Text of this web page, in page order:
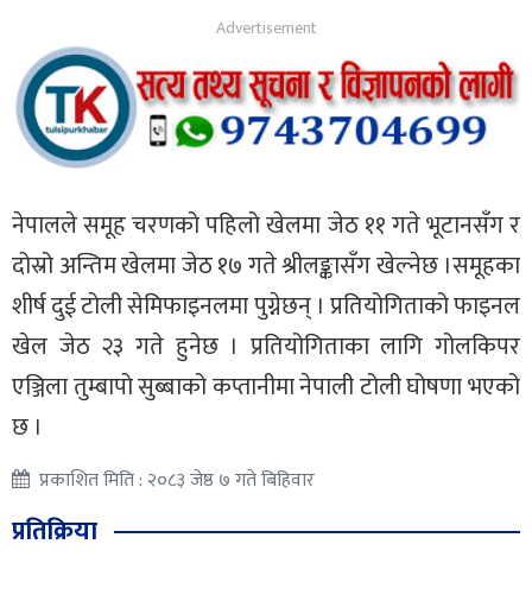
नेपालले समूह चरणको पहिलो खेलमा जेठ ११ गते भूटानसँग र
दोस्रो अन्तिम खेलमा जेठ १७ गते श्रीलङ्कासँग खेल्नेछ ।समूहका
शीर्ष दुई टोली सेमिफाइनलमा पुग्नेछन् । प्रतियोगिताको फाइनल
खेल जेठ २३ गते हुनेछ । प्रतियोगिताका लागि गोलकिपर
एञ्जिला तुम्बापो सुब्बाको कप्तानीमा नेपाली टोली घोषणा भएको
छ ।
प्रकाशित मिति : २०८३ जेष्ठ ७ गते बिहिवार
प्रतिक्रिया